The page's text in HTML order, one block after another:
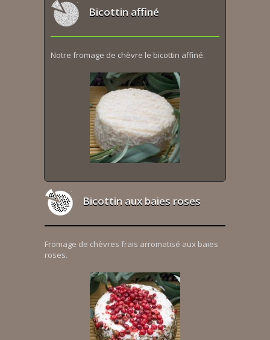
Bicottin affiné
Notre fromage de chèvre le bicottin affiné.
Bicottin aux baies roses
Fromage de chèvres frais arromatisé aux baies
roses.